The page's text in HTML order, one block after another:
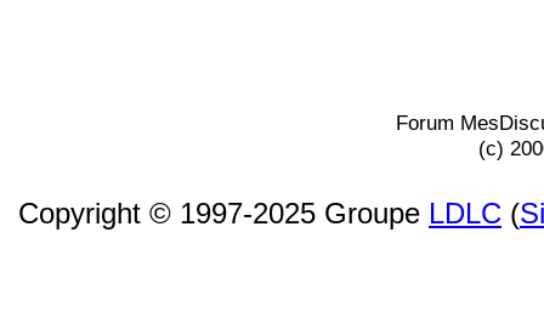
Forum
(c)
Copyright © 1997-2025 Groupe LDLC (